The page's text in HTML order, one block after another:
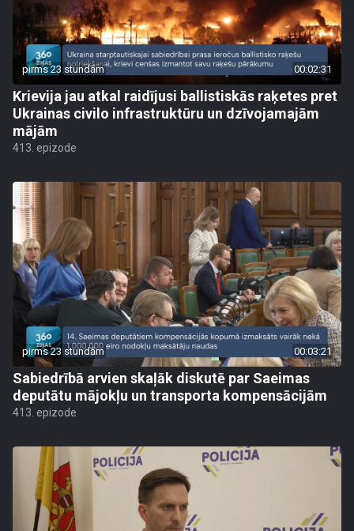
pirms 23 stundām 00:02:31
Krievija jau atkal raidījusi ballistiskās raķetes pret
Ukrainas civilo infrastruktūru un dzīvojamajām
mājām
413. epizode
pirms 23 stundām 00:03:21
Sabiedrībā arvien skaļāk diskutē par Saeimas
deputātu mājokļu un transporta kompensācijām
413. epizode